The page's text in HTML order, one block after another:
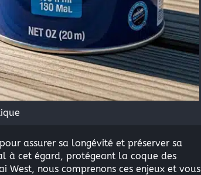
assurer sa longévité et préserver sa
à cet égard, protégeant la coque des
West, nous comprenons ces enjeux et vous